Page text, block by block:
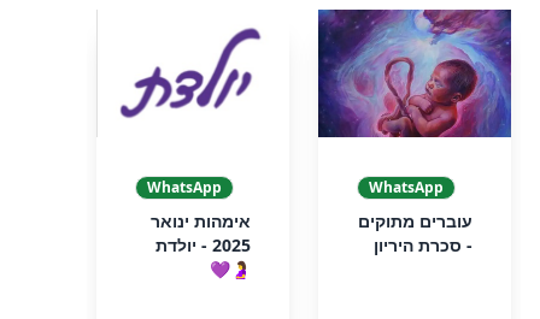
WhatsApp
עוברים מתוקים
- סכרת היריון
WhatsApp
אימהות ינואר
2025 - יולדת
🤰💜